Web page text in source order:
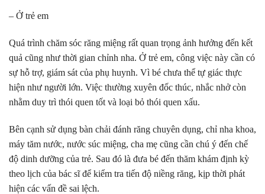
– Ở trẻ em
Quá trình chăm sóc răng miệng rất quan trọng ảnh hưởng đến kết
quả cũng như thời gian chỉnh nha. Ở trẻ em, công việc này cần có
sự hỗ trợ, giám sát của phụ huynh. Vì bé chưa thể tự giác thực
hiện như người lớn. Việc thường xuyên đốc thúc, nhắc nhở còn
nhằm duy trì thói quen tốt và loại bỏ thói quen xấu.
Bên cạnh sử dụng bàn chải đánh răng chuyên dụng, chỉ nha khoa,
máy tăm nước, nước súc miệng, cha mẹ cũng cần chú ý đến chế
độ dinh dưỡng của trẻ. Sau đó là đưa bé đến thăm khám định kỳ
theo lịch của bác sĩ để kiểm tra tiến độ niềng răng, kịp thời phát
hiện các vấn đề sai lệch.